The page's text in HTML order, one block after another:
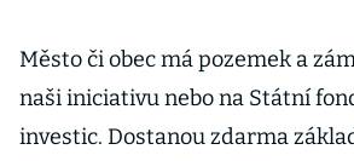
Město či obec má pozemek a
naši iniciativu nebo na Státní
investic. Dostanou zdarma